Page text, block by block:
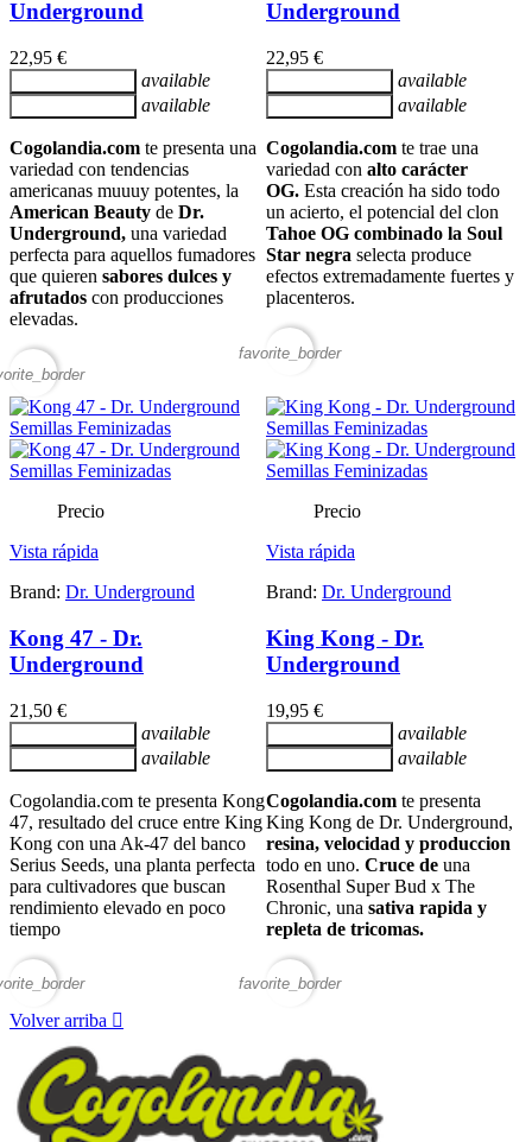
Underground
22,95 €
available
available
Cogolandia.com te presenta una
variedad con tendencias
americanas muuuy potentes, la
American Beauty de Dr.
Underground, una variedad
perfecta para aquellos fumadores
que quieren sabores dulces y
afrutados con producciones
elevadas.
Underground
22,95 €
available
available
Cogolandia.com te trae una
variedad con alto carácter
OG. Esta creación ha sido todo
un acierto, el potencial del clon
Tahoe OG combinado la Soul
Star negra selecta produce
efectos extremadamente fuertes y
placenteros.
favorite_border
Precio
Vista rápida
Brand: Dr. Underground
Kong 47 - Dr.
Underground
21,50 €
available
available
Cogolandia.com te presenta Kong
47, resultado del cruce entre King
Kong con una Ak-47 del banco
Serius Seeds, una planta perfecta
para cultivadores que buscan
rendimiento elevado en poco
tiempo
Precio
Vista rápida
Brand: Dr. Underground
King Kong - Dr.
Underground
19,95 €
available
available
Cogolandia.com te presenta
King Kong de Dr. Underground,
resina, velocidad y produccion
todo en uno. Cruce de una
Rosenthal Super Bud x The
Chronic, una sativa rapida y
repleta de tricomas.
favorite_border
Volver arriba 